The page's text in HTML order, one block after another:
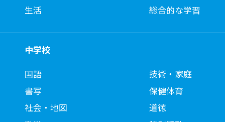
生活
総合的な学習
中学校
国語
書写
社会・地図
技術・家庭
保健体育
道徳